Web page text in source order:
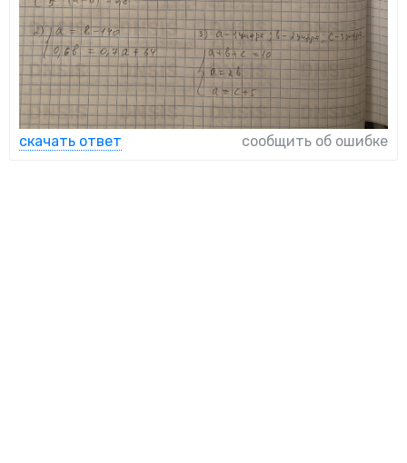
скачать ответ сообщить об ошибке